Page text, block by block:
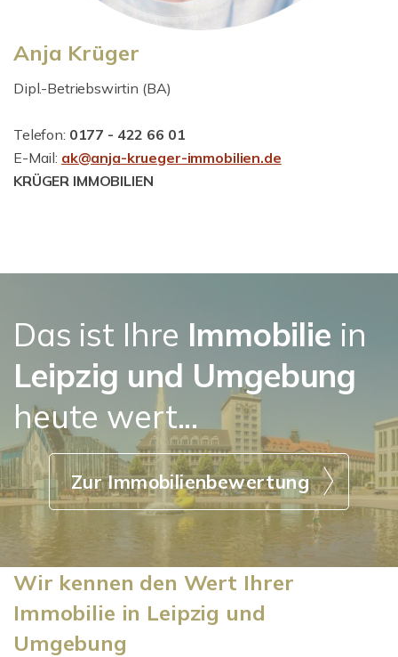
Anja Krüger
Dipl.-Betriebswirtin (BA)
Telefon: 0177 - 422 66 01
E-Mail: ak@anja-krueger-immobilien.de
KRÜGER IMMOBILIEN
Das ist Ihre Immobilie in
Leipzig und Umgebung
heute wert...
Zur Immobilienbewertung
Wir kennen den Wert Ihrer
Immobilie in Leipzig und
Umgebung